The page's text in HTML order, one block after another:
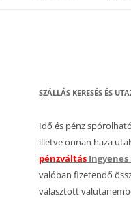
SZÁLLÁS KERESÉS ÉS
Idő és pénz
illetve onnan haza
pénzváltás
valóban fizetendő
választott